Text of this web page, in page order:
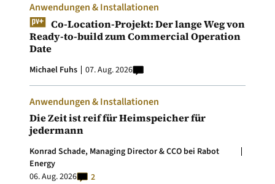
Anwendungen & Installationen
Co-Location-Projekt: Der lange Weg von
Ready-to-build zum Commercial Operation
Date
Michael Fuhs 07. Aug. 2026
Anwendungen & Installationen
Die Zeit ist reif für Heimspeicher für
jedermann
Konrad Schade, Managing Director & CCO bei Rabot
Energy
06. Aug. 2026
2